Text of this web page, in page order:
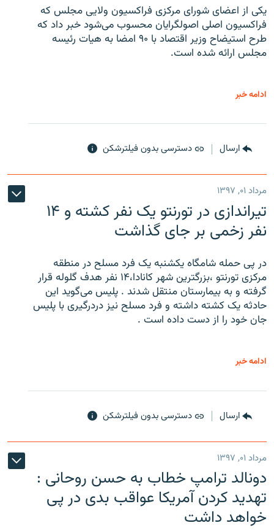
یکی از اعضای شورای مرکزی فراکسیون ولایی مجلس که
فراکسیون اصلی اصولگرایان محسوب می‌شود خبر داد که
طرح استیضاح وزیر اقتصاد با ۹۰ امضا به هیات رئیسه
مجلس ارائه شده است.
ادامه خبر
ارسال دسترسی بدون فیلترشکن
مرداد ۰۱, ۱۳۹۷
تیراندازی در تورنتو یک نفر کشته و ۱۴
نفر زخمی بر جای گذاشت
در پی حمله شامگاه یکشنبه یک فرد مسلح در منطقه
مرکزی تورنتو ،‌بزرگترین شهر کانادا،۱۴ نفر هدف گلوله قرار
گرفته و به بیمارستان منتقل شدند . پلیس می‌گوید این
حادثه یک کشته داشته و فرد مسلح نیز دردرگیری با پلیس
جان خود را از دست داده است .
ادامه خبر
ارسال دسترسی بدون فیلترشکن
مرداد ۰۱, ۱۳۹۷
دونالد ترامپ خطاب به حسن روحانی :
تهدید کردن آمریکا عواقب بدی در پی
خواهد داشت